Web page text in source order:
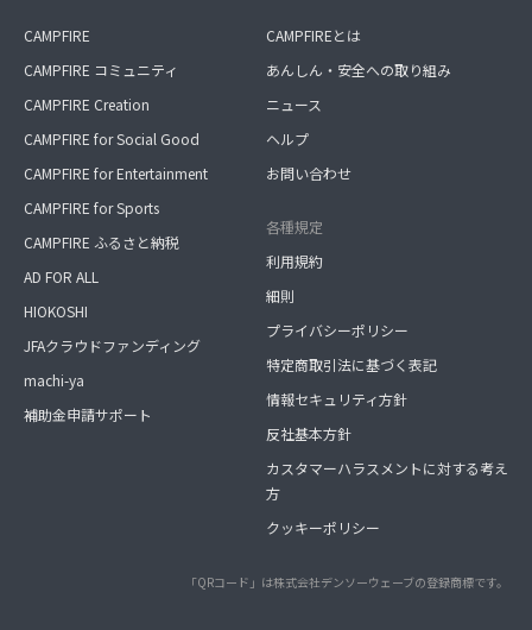
CAMPFIRE
CAMPFIRE コミュニティ
CAMPFIRE Creation
CAMPFIRE for Social Good
CAMPFIRE for Entertainment
CAMPFIRE for Sports
CAMPFIRE ふるさと納税
AD FOR ALL
HIOKOSHI
JFAクラウドファンディング
machi-ya
補助金申請サポート
CAMPFIREとは
あんしん・安全への取り組み
ニュース
ヘルプ
お問い合わせ
各種規定
利用規約
細則
プライバシーポリシー
特定商取引法に基づく表記
情報セキュリティ方針
反社基本方針
カスタマーハラスメントに対する考え
方
クッキーポリシー
「QRコード」は株式会社デンソーウェーブの登録商標です。